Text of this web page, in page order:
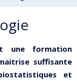
une formation
suffisante
et